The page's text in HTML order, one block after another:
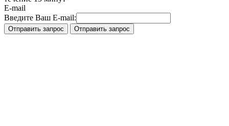
E-mail
Введите Ваш E-mail: